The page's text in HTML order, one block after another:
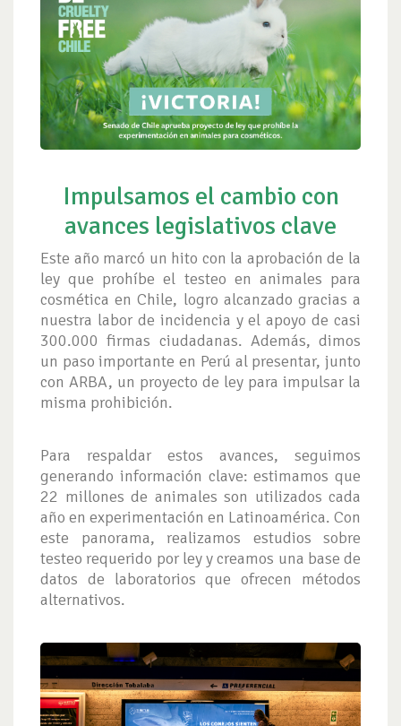
Impulsamos el cambio con
avances legislativos clave
Este año marcó un hito con la aprobación de la
ley que prohíbe el testeo en animales para
cosmética en Chile, logro alcanzado gracias a
nuestra labor de incidencia y el apoyo de casi
300.000 firmas ciudadanas. Además, dimos
un paso importante en Perú al presentar, junto
con ARBA, un proyecto de ley para impulsar la
misma prohibición.
Para respaldar estos avances, seguimos
generando información clave: estimamos que
22 millones de animales son utilizados cada
año en experimentación en Latinoamérica. Con
este panorama, realizamos estudios sobre
testeo requerido por ley y creamos una base de
datos de laboratorios que ofrecen métodos
alternativos.